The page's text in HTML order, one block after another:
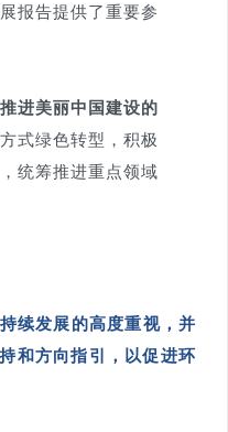
报告提供了重要参
推进美丽中国建设的
式绿色转型，积极
统筹推进重点领域
续发展的高度重视，并
和方向指引，以促进环